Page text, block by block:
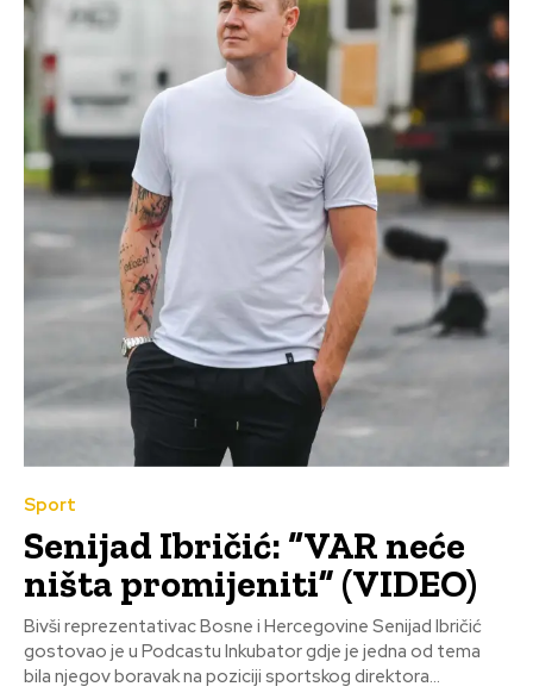
Sport
Senijad Ibričić: “VAR neće
ništa promijeniti” (VIDEO)
Bivši reprezentativac Bosne i Hercegovine Senijad Ibričić
gostovao je u Podcastu Inkubator gdje je jedna od tema
bila njegov boravak na poziciji sportskog direktora...